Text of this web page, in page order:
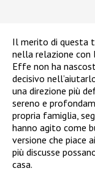
Il merito di questa
nella relazione con
Effe non ha
decisivo
una direzione più
sereno e
propria famiglia,
hanno agito come
versione che piace
più discusse
casa.